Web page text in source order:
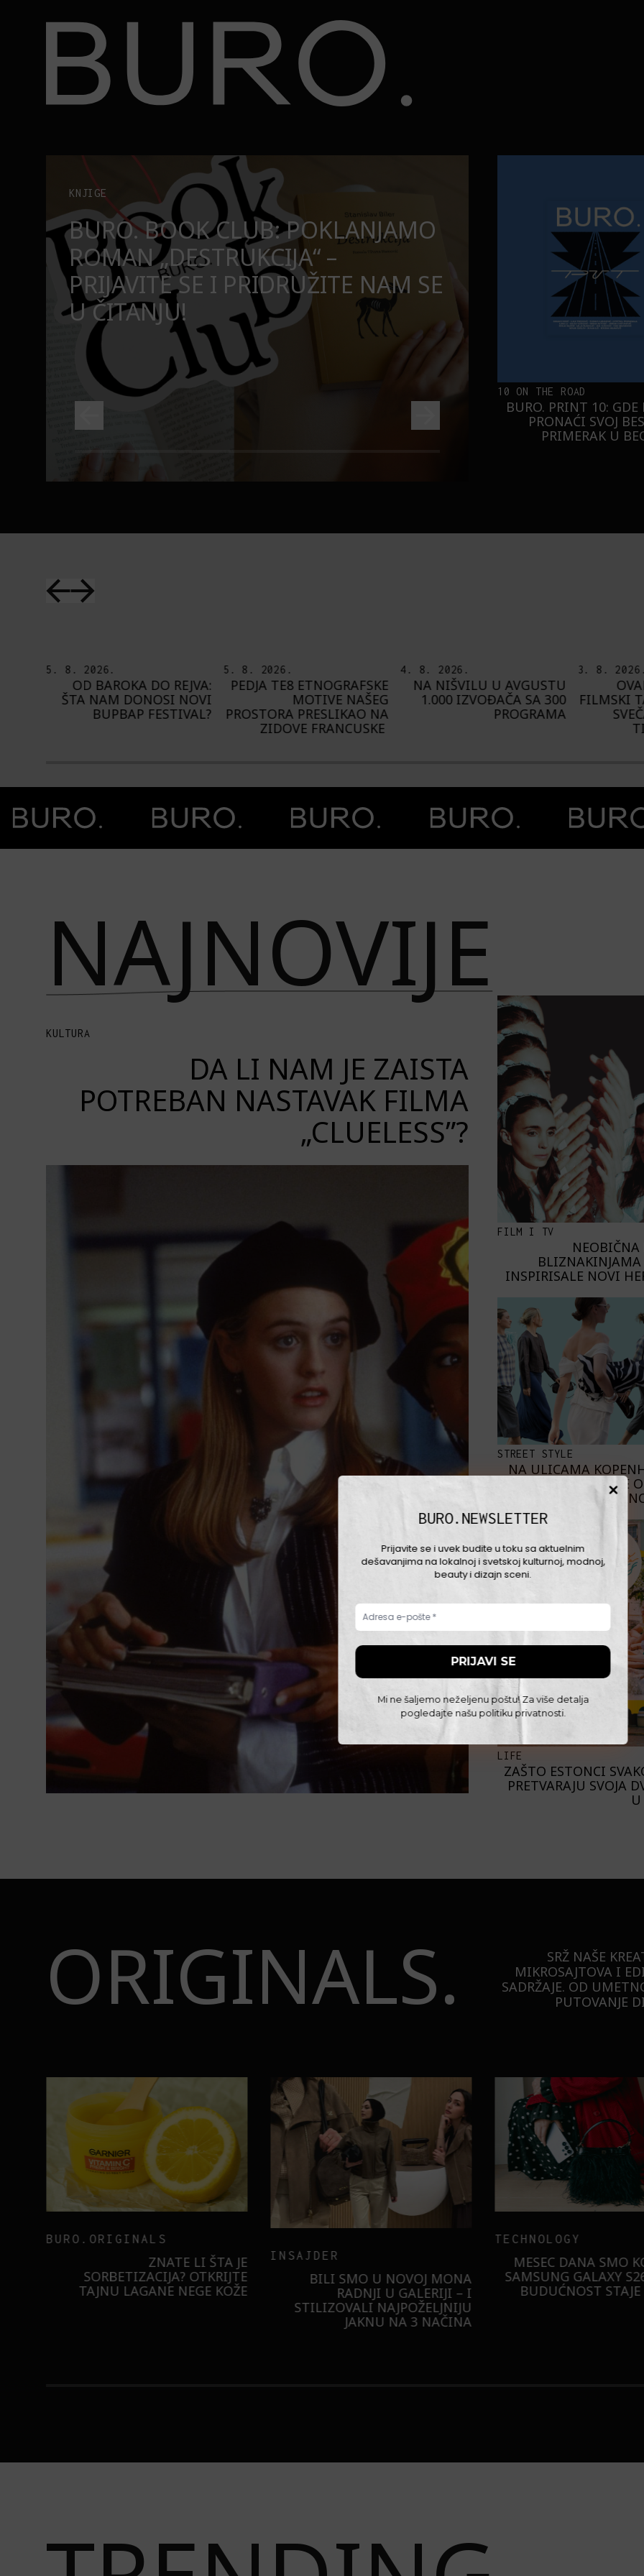
BURO.
POZORIŠTE
BEOGRAD, BAJAGA I OSAMDESETE:
MJUZIKL KOJI NE PROPUŠTAMO
Beograd, Bajaga i osamdesete: Mjuzikl koji ne propuštamo
ONAJ JEDAN
STALNO
TORBE
10 ON THE ROAD
BURO. PRINT 10: GDE
PRONAĆI SVOJ
PRIMERAK U
5. 8. 2026.
PEDJA TE8 ETNOGRAFSKE
MOTIVE NAŠEG
PROSTORA PRESLIKAO NA
4. 8. 2026.
NA NIŠVILU U AVGUSTU
1.000 IZVOĐAČA SA 300
PROGRAMA
3. 8. 2026.
OVAKO JE IZGLEDAO
FILMSKI TALAS NA MORU:
SVEČANO ZATVOREN
6. 8. 2026.
NAJNOVIJE
KULTURA
DA LI NAM JE ZAISTA
POTREBAN NASTAVAK FILMA
„CLUELESS”?
FILM I TV
NEOBIČNA
BLIZNAKINJAMA
INSPIRISALE NOVI
STREET STYLE
NA ULICAMA
NAJBOLJE
SKANDINAVKE
LIFE
ZAŠTO ESTONCI
PRETVARAJU SVOJA
U
ORIGINALS.
SRŽ NAŠE
MIKROSAJTOVA I
SADRŽAJE. OD
PUTOVANJE
BURO.ORIGINALS
ZNATE LI ŠTA JE
SORBETIZACIJA? OTKRIJTE
TAJNU LAGANE NEGE KOŽE
INSAJDER
BILI SMO U NOVOJ MONA
RADNJI U GALERIJI – I
STILIZOVALI NAJPOŽELJNIJU
JAKNU NA 3 NAČINA
TECHNOLOGY
MESEC DANA SMO
SAMSUNG GALAXY
BUDUĆNOST
BURO.NEWSLETTER
Prijavite se i uvek budite u toku sa aktuelnim
dešavanjima na lokalnoj i svetskoj kulturnoj, modnoj,
beauty i dizajn sceni.
Mi ne šaljemo neželjenu poštu! Za više detalja
pogledajte našu politiku privatnosti.